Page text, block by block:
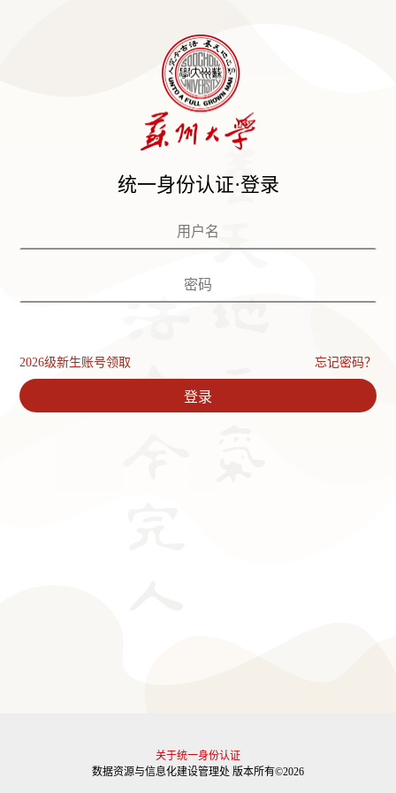
统一身份认证·登录
2026级新生账号领取 忘记密码？
关于统一身份认证
数据资源与信息化建设管理处 版本所有©2026